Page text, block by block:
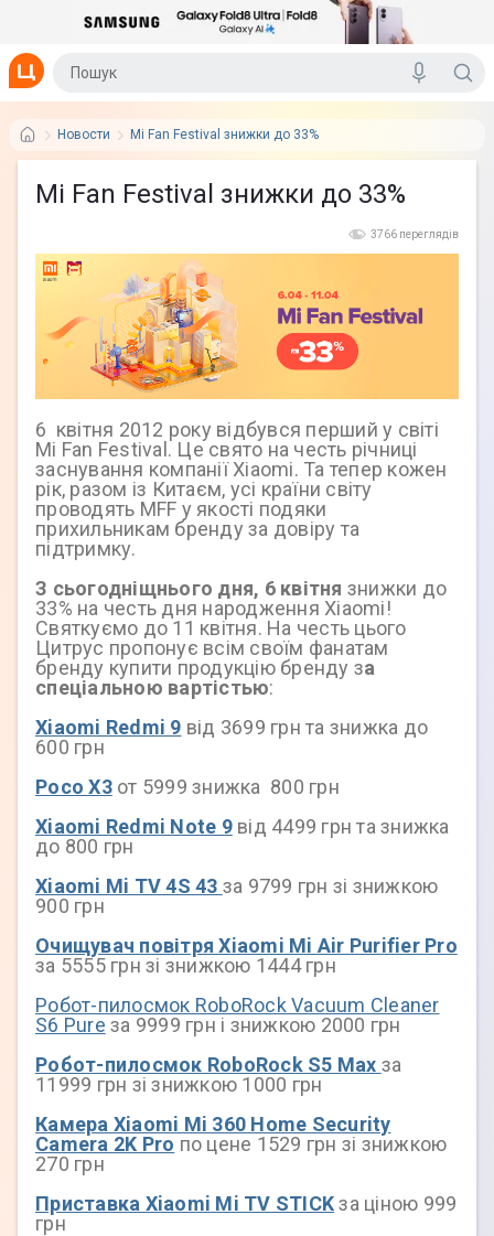
Новости Mi Fan Festival знижки до 33%
Mi Fan Festival знижки до 33%
3766 переглядів
6 квітня 2012 року відбувся перший у світі
Mi Fan Festival. Це свято на честь річниці
заснування компанії Xiaomi. Та тепер кожен
рік, разом із Китаєм, усі країни світу
проводять MFF у якості подяки
прихильникам бренду за довіру та
підтримку.
З сьогодніщнього дня, 6 квітня знижки до
33% на честь дня народження Xiaomi!
Святкуємо до 11 квітня. На честь цього
Цитрус пропонує всім своїм фанатам
бренду купити продукцію бренду за
спеціальною вартістью:
Xiaomi Redmi 9 від 3699 грн та знижка до
600 грн
Poco X3от 5999 знижка 800 грн
Xiaomi Redmi Note 9від 4499 грн та знижка
до 800 грн
Xiaomi Mi TV 4S 43 за 9799 грн зі знижкою
900 грн
Очищувач повітря Xiaomi Mi Air Purifier Pro
за 5555 грн зі знижкою 1444 грн
Робот-пилосмок RoboRock Vacuum Cleaner
S6 Pure за 9999 грн і знижкою 2000 грн
Робот-пилосмок RoboRock S5 Max за
11999 грн зі знижкою 1000 грн
Камера Xiaomi Mi 360 Home Security
Camera 2K Pro по цене 1529 грн зі знижкою
270 грн
Приставка Xiaomi Mi TV STICKза ціною 999
грн